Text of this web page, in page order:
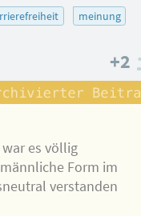
meinung
+2
es völlig
Form im
verstanden